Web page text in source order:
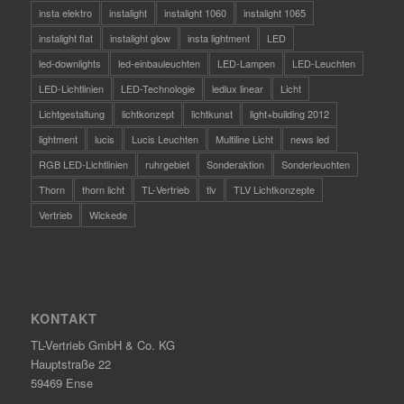
insta elektro
instalight instalight 1060
instalight 1065
instalight flat
instalight glow insta lightment
LED
led-downlights
led-einbauleuchten LED-Lampen
LED-Leuchten
LED-Lichtlinien
LED-Technologie ledlux linear
Licht
Lichtgestaltung
lichtkonzept lichtkunst
light+building 2012
lightment
lucis Lucis Leuchten Multiline Licht
news led
RGB LED-Lichtlinien
ruhrgebiet Sonderaktion
Sonderleuchten
Thorn
thorn licht TL-Vertrieb tlv
TLV Lichtkonzepte
Vertrieb
Wickede
KONTAKT
TL-Vertrieb GmbH & Co. KG
Hauptstraße 22
59469 Ense